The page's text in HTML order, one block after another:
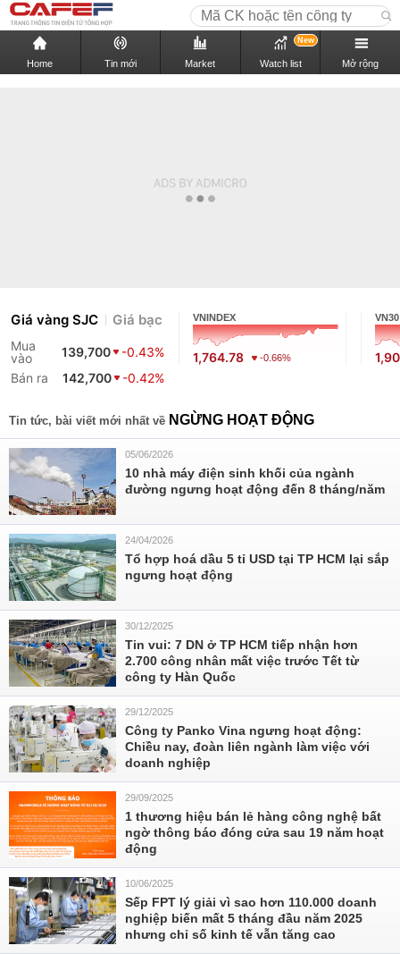
Home Tin mới Market Watch list
New
Mở rộng
Giá vàng SJC Giá bạc
Mua
vào
139,700
-0.43%
Bán ra
142,700 -0.42%
VNINDEX
1,764.78 -0.66%
VN30
Tin tức, bài viết mới nhất về NGỪNG HOẠT ĐỘNG
05/06/2026
10 nhà máy điện sinh khối của ngành
đường ngưng hoạt động đến 8 tháng/năm
24/04/2026
Tổ hợp hoá dầu 5 tỉ USD tại TP HCM lại sắp
ngưng hoạt động
30/12/2025
Tin vui: 7 DN ở TP HCM tiếp nhận hơn
2.700 công nhân mất việc trước Tết từ
công ty Hàn Quốc
29/12/2025
Công ty Panko Vina ngưng hoạt động:
Chiều nay, đoàn liên ngành làm việc với
doanh nghiệp
29/09/2025
1 thương hiệu bán lẻ hàng công nghệ bất
ngờ thông báo đóng cửa sau 19 năm hoạt
động
10/06/2025
Sếp FPT lý giải vì sao hơn 110.000 doanh
nghiệp biến mất 5 tháng đầu năm 2025
nhưng chỉ số kinh tế vẫn tăng cao